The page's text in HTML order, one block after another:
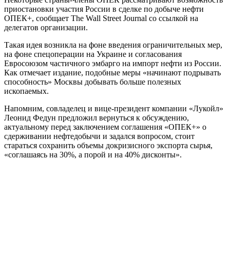
приостановки участия России в сделке по добыче нефти
ОПЕК+, сообщает The Wall Street Journal со ссылкой на
делегатов организации.
Такая идея возникла на фоне введения ограничительных мер,
на фоне спецоперации на Украине и согласования
Евросоюзом частичного эмбарго на импорт нефти из России.
Как отмечает издание, подобные меры «начинают подрывать
способность» Москвы добывать больше полезных
ископаемых.
Напомним, совладелец и вице-президент компании «Лукойл»
Леонид Федун предложил вернуться к обсуждению,
актуальному перед заключением соглашения «ОПЕК+» о
сдерживании нефтедобычи и задался вопросом, стоит
стараться сохранить объемы докризисного экспорта сырья,
«соглашаясь на 30%, а порой и на 40% дисконты».